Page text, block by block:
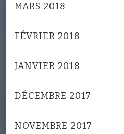
MARS 2018
FÉVRIER 2018
JANVIER 2018
DÉCEMBRE 2017
NOVEMBRE 2017